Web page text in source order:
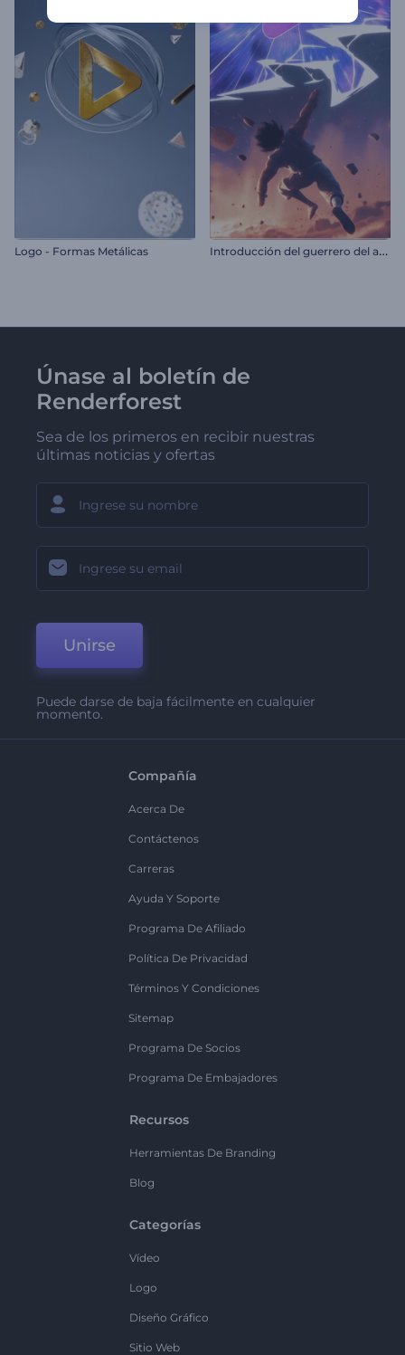
Logo - Formas Metálicas I
ntroducción del guerrero del anime
Únase al boletín de
Renderforest
Sea de los primeros en recibir nuestras
últimas noticias y ofertas
Unirse
Puede darse de baja fácilmente en cualquier
momento.
Compañía
Acerca De
Contáctenos
Carreras
Ayuda Y Soporte
Programa De Afiliado
Política De Privacidad
Términos Y Condiciones
Sitemap
Programa De Socios
Programa De Embajadores
Recursos
Herramientas De Branding
Blog
Categorías
Vídeo
Logo
Diseño Gráfico
Sitio Web